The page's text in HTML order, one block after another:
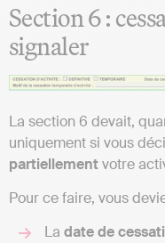
Section 6 :
signaler
La section 6 devait,
uniquement si vous
partiellementvotre
Pour ce faire, vous
La date de